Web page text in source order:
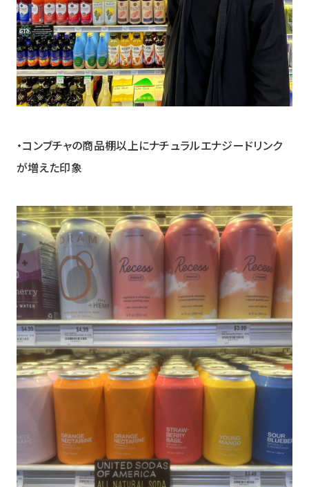
・コンブチャの商品棚以上にナチュラルエナジードリンク
が増えた印象